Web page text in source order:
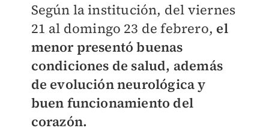
Según la institución, del viernes
21 al domingo 23 de febrero, el
menor presentó buenas
condiciones de salud, además
de evolución neurológica y
buen funcionamiento del
corazón.